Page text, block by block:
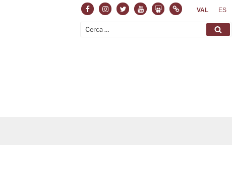
FacebookInstagram
TwitterYoutubeSlideshare
NormasVAL ES
Cerca: